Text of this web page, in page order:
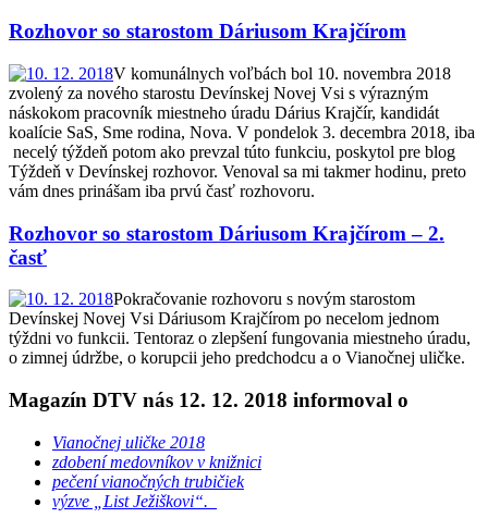
Rozhovor so starostom Dáriusom Krajčírom
V komunálnych voľbách bol 10. novembra 2018
zvolený za nového starostu Devínskej Novej Vsi s výrazným
náskokom pracovník miestneho úradu Dárius Krajčír, kandidát
koalície SaS, Sme rodina, Nova. V pondelok 3. decembra 2018, iba
necelý týždeň potom ako prevzal túto funkciu, poskytol pre blog
Týždeň v Devínskej rozhovor. Venoval sa mi takmer hodinu, preto
vám dnes prinášam iba prvú časť rozhovoru.
Rozhovor so starostom Dáriusom Krajčírom – 2.
časť
Pokračovanie rozhovoru s novým starostom
Devínskej Novej Vsi Dáriusom Krajčírom po necelom jednom
týždni vo funkcii. Tentoraz o zlepšení fungovania miestneho úradu,
o zimnej údržbe, o korupcii jeho predchodcu a o Vianočnej uličke.
Magazín DTV nás 12. 12. 2018 informoval o
Vianočnej uličke 2018
zdobení medovníkov v knižnici
pečení vianočných trubičiek
výzve „List Ježiškovi“.